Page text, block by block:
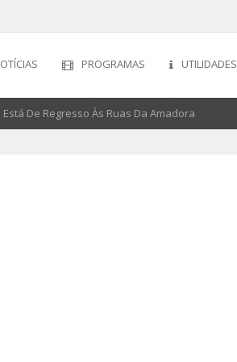
PROGRAMAS UTILIDADES
De Regresso Às Ruas Da Amadora